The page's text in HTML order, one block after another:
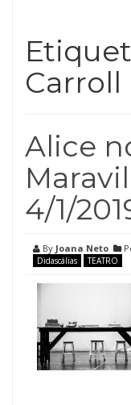
Carroll
Alice
4/1/
By Joana Neto
Didascálias TEATRO